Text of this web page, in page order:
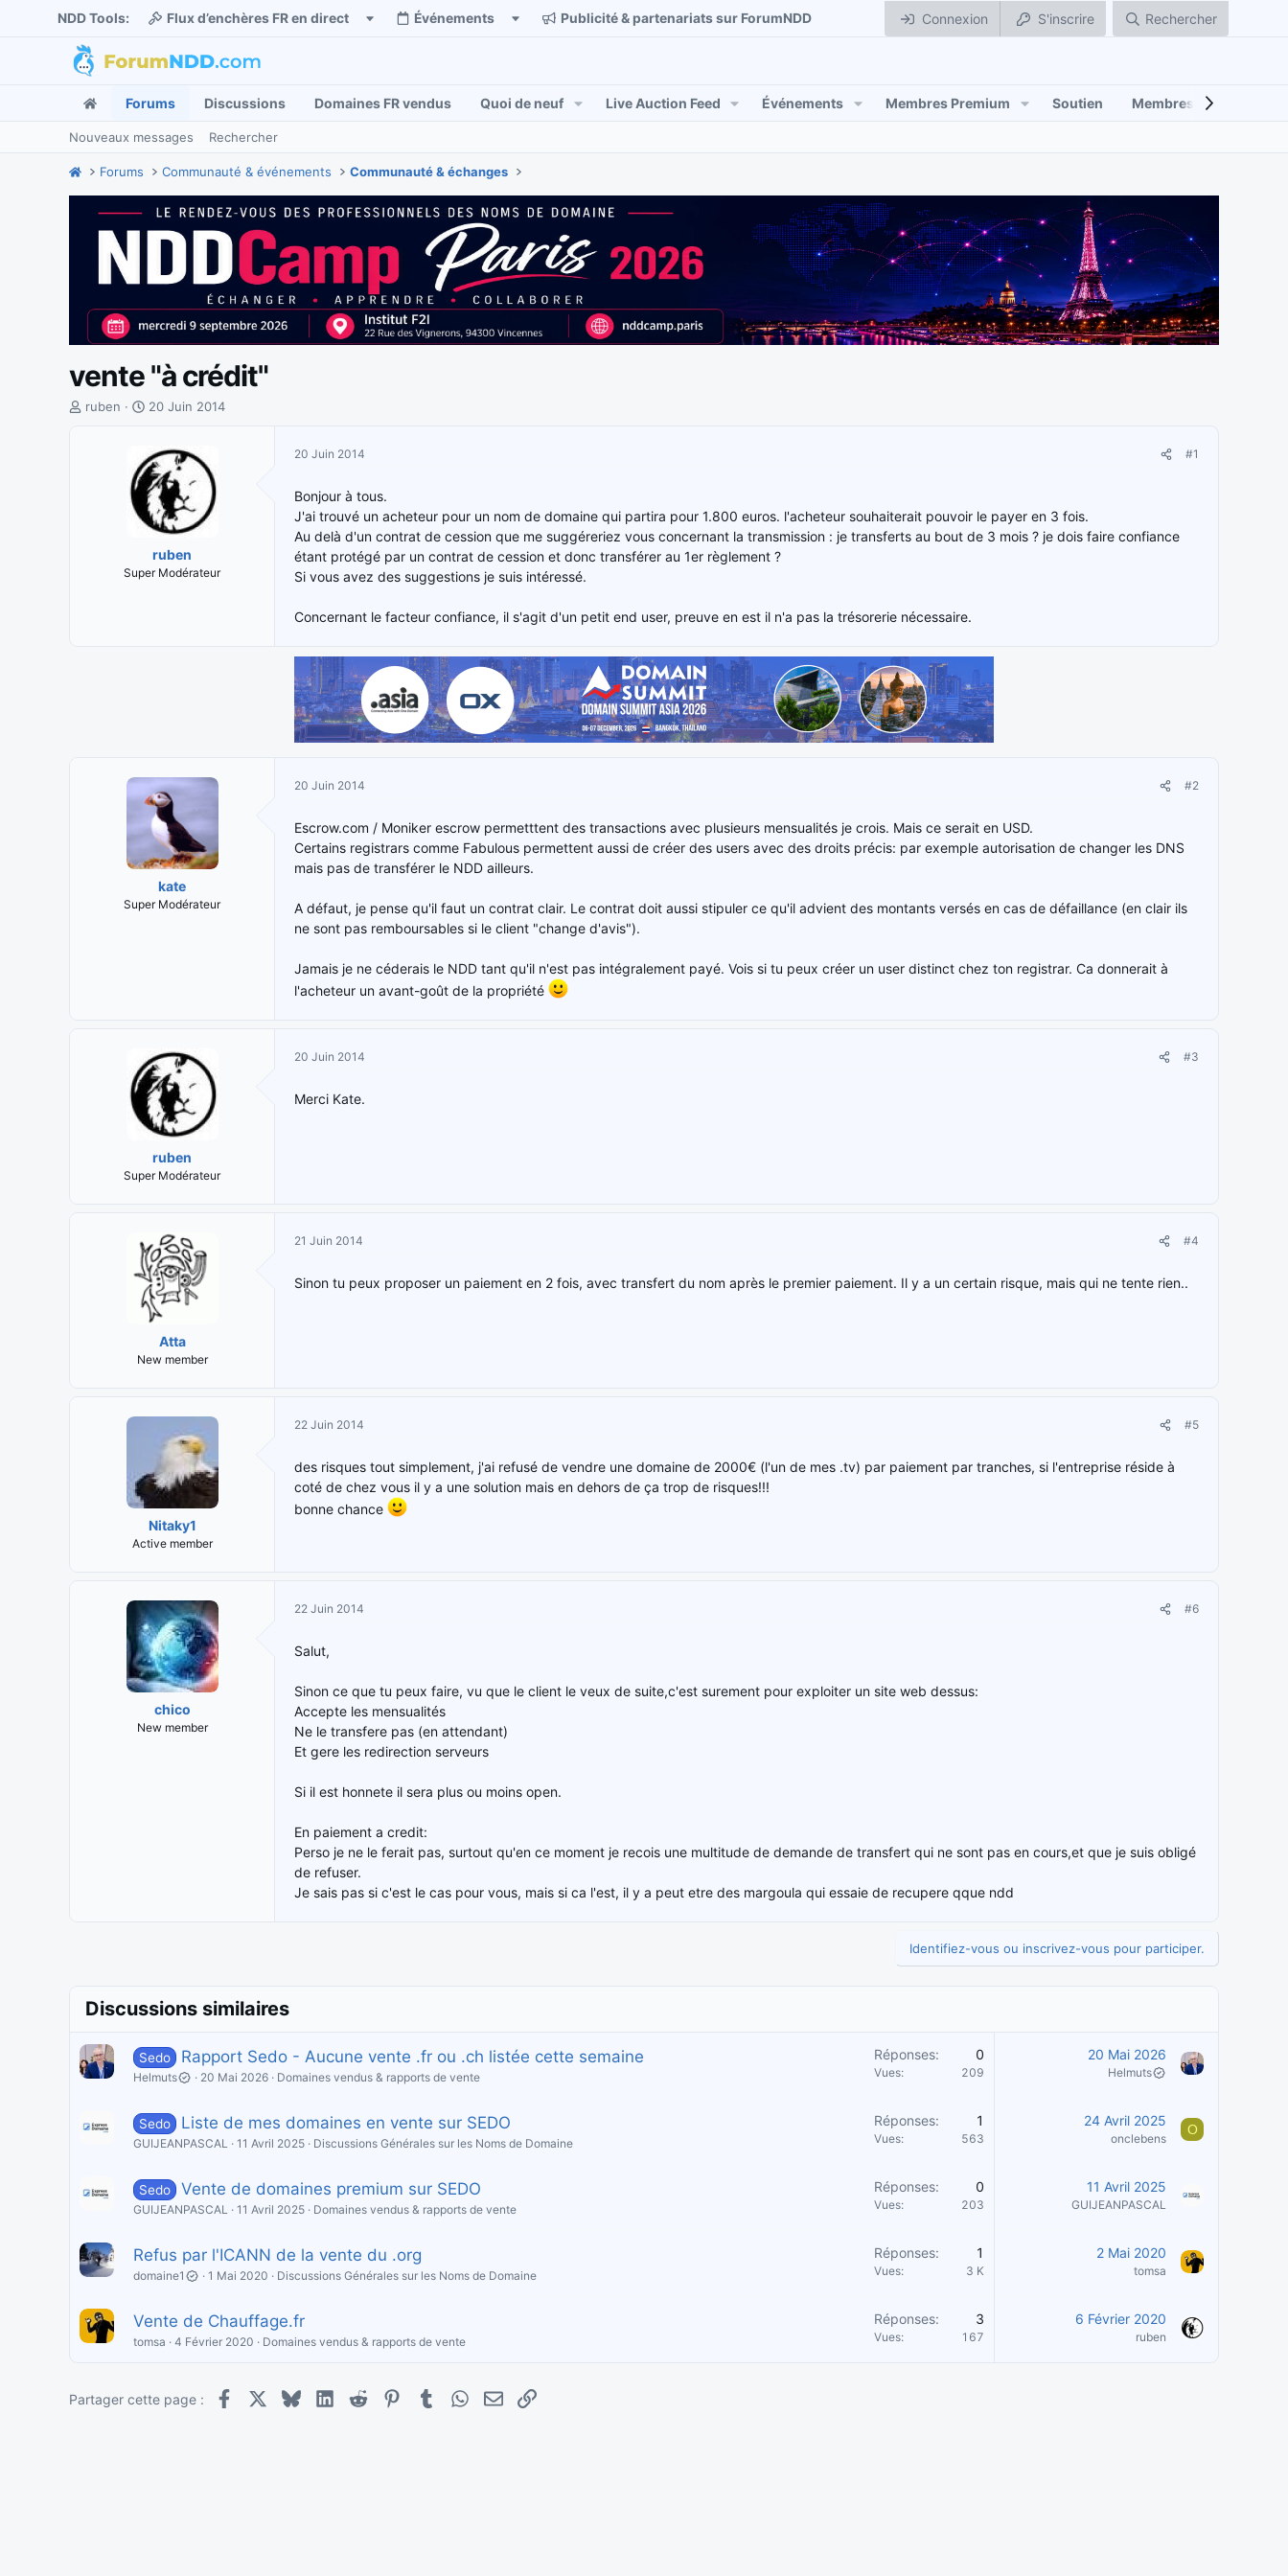
NDD Tools: Flux d’enchères FR en direct Événements Publicité & partenariats sur ForumNDD Connexion S'inscrire Rechercher
Forums Discussions Domaines FR vendus Quoi de neuf Live Auction Feed Événements Membres Premium Soutien Membres
Nouveaux messages Rechercher
Forums Communauté & événements Communauté & échanges
vente "à crédit"
Iruben
D
e
d
e
d
b
u
20 Juin 2014
ruben
Super Modérateur
20 Juin 2014 #1
Bonjour à tous.
J'ai trouvé un acheteur pour un nom de domaine qui partira pour 1.800 euros. l'acheteur souhaiterait pouvoir le payer en 3 fois.
Au delà d'un contrat de cession que me suggéreriez vous concernant la transmission : je transferts au bout de 3 mois ? je dois faire confiance
étant protégé par un contrat de cession et donc transférer au 1er règlement ?
Si vous avez des suggestions je suis intéressé.
Concernant le facteur confiance, il s'agit d'un petit end user, preuve en est il n'a pas la trésorerie nécessaire.
kate
Super Modérateur
20 Juin 2014 #2
Escrow.com / Moniker escrow permetttent des transactions avec plusieurs mensualités je crois. Mais ce serait en USD.
Certains registrars comme Fabulous permettent aussi de créer des users avec des droits précis: par exemple autorisation de changer les DNS
mais pas de transférer le NDD ailleurs.
A défaut, je pense qu'il faut un contrat clair. Le contrat doit aussi stipuler ce qu'il advient des montants versés en cas de défaillance (en clair ils
ne sont pas remboursables si le client "change d'avis").
Jamais je ne céderais le NDD tant qu'il n'est pas intégralement payé. Vois si tu peux créer un user distinct chez ton registrar. Ca donnerait à
l'acheteur un avant-goût de la propriété
ruben
Super Modérateur
20 Juin 2014 #3
Merci Kate.
Atta
New member
21 Juin 2014 #4
Sinon tu peux proposer un paiement en 2 fois, avec transfert du nom après le premier paiement. Il y a un certain risque, mais qui ne tente rien..
Nitaky1
Active member
22 Juin 2014 #5
des risques tout simplement, j'ai refusé de vendre une domaine de 2000€ (l'un de mes .tv) par paiement par tranches, si l'entreprise réside à
coté de chez vous il y a une solution mais en dehors de ça trop de risques!!!
bonne chance
chico
New member
22 Juin 2014 #6
Salut,
Sinon ce que tu peux faire, vu que le client le veux de suite,c'est surement pour exploiter un site web dessus:
Accepte les mensualités
Ne le transfere pas (en attendant)
Et gere les redirection serveurs
Si il est honnete il sera plus ou moins open.
En paiement a credit:
Perso je ne le ferait pas, surtout qu'en ce moment je recois une multitude de demande de transfert qui ne sont pas en cours,et que je suis obligé
de refuser.
Je sais pas si c'est le cas pour vous, mais si ca l'est, il y a peut etre des margoula qui essaie de recupere qque ndd
Identifiez-vous ou inscrivez-vous pour participer.
Discussions similaires
Sedo Rapport Sedo - Aucune vente .fr ou .ch listée cette semaine
Helmuts 20 Mai 2026 Domaines vendus & rapports de vente
Réponses 0
Vues 209
20 Mai 2026
Helmuts
Sedo Liste de mes domaines en vente sur SEDO
GUIJEANPASCAL 11 Avril 2025 Discussions Générales sur les Noms de Domaine
Réponses 1
Vues 563
24 Avril 2025
onclebens
O
Sedo Vente de domaines premium sur SEDO
GUIJEANPASCAL 11 Avril 2025 Domaines vendus & rapports de vente
Réponses 0
Vues 203
11 Avril 2025
GUIJEANPASCAL
Refus par l'ICANN de la vente du .org
domaine1 1 Mai 2020 Discussions Générales sur les Noms de Domaine
Réponses 1
Vues 3 K
2 Mai 2020
tomsa
Vente de Chauffage.fr
tomsa 4 Février 2020 Domaines vendus & rapports de vente
Réponses 3
Vues 167
6 Février 2020
ruben
Partager cette page : Facebook BlueskyLinkedIn
Reddit PinterestTumblrWhatsApp
E-mailLien